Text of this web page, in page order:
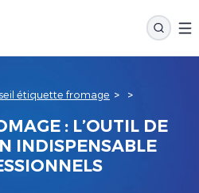
étiquette fromage > >
: L’OUTIL DE
INDISPENSABLE